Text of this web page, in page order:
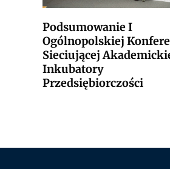
Podsumowanie I
Ogólnopolskiej
Sieciującej
Inkubatory
Przedsiębiorczości